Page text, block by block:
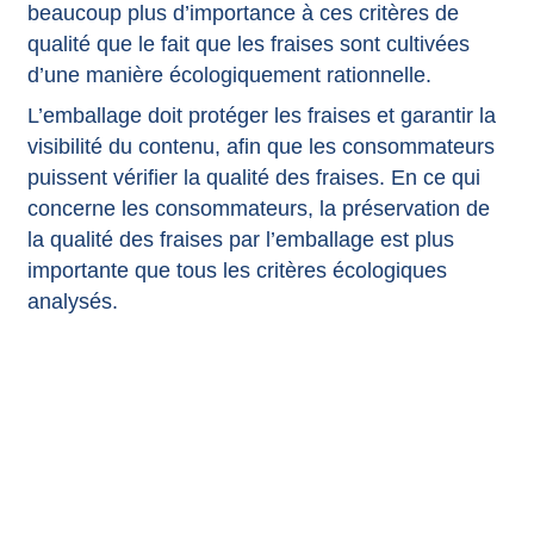
beaucoup plus d’importance à ces critères de
qualité que le fait que les fraises sont cultivées
d’une manière écologiquement rationnelle.
L’emballage doit protéger les fraises et garantir la
visibilité du contenu, afin que les consommateurs
puissent vérifier la qualité des fraises. En ce qui
concerne les consommateurs, la préservation de
la qualité des fraises par l’emballage est plus
importante que tous les critères écologiques
analysés.